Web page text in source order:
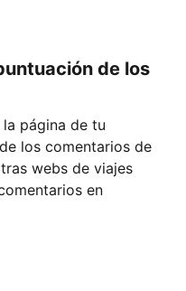
de los
página de tu
los comentarios de
webs de viajes
en